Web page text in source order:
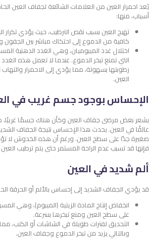
يُعد احمرار العين من العلامات الشائعة لجفاف العين
أسباب، منها:
تهيج العين بسبب نقص الترطيب، حيث يؤدي
كافية من الدموع إلى احتكاك مباشر بين
اختلال غدد الميبوميان، وهي الغدد الدهنية
التي تمنع تبخر الدموع. عندما لا تعمل هذه
رطوبتها بسهولة، مما يؤدي إلى الاحمرار
العين.
الإحساس بوجود جسم غريب في
يشعر بعض مرضى جفاف العين وكأن هناك جسمًا غريبًا،
عالقًا في العين. يحدث هذا الإحساس نتيجة الجفاف
صغيرة جدًا على سطح العين. ورغم أن هذه الخدوش لا
فإنها قد تسبب عدم الراحة المستمر حتى يتم ترطيب
ألم شديد في العين
قد يؤدي الجفاف الشديد إلى إحساس بالألم أو الحرقة
انخفاض إنتاج المادة الزيتية (الميبوم)، وهي
على سطح العين ومنع تبخرها بسرعة.
التحديق لفترات طويلة في الشاشات أو الكتب،
وبالتالي يزيد من تبخر الدموع وجفاف العين.